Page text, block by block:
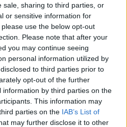
sale, sharing to third parties, or
or sensitive information for
use the below opt-out
Please note that after your
you may continue seeing
personal information utilized by
to third parties prior to
opt-out of the further
by third parties on the
This information may
parties on the IAB’s List of
may further disclose it to other
a szöveget
játsszák el a
szabadon
nem emlékeznek a
párbeszéd tanúi
hallgató tagjai, de
fel-felszikrázó